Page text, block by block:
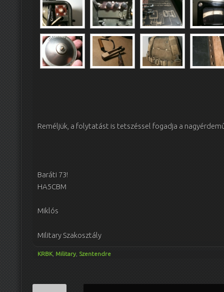
Reméljük, a folytatást is tetszéssel fogadja a
Baráti 73!
HA5CBM
Miklós
Military Szakosztály
KRBK, Military Szentendre